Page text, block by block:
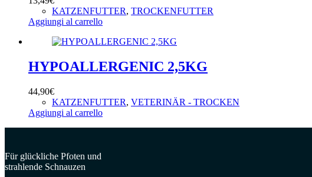
KATZENFUTTER, TROCKENFUTTER
Aggiungi al carrello
HYPOALLERGENIC 2,5KG
44,90€
KATZENFUTTER, VETERINÄR - TROCKEN
Aggiungi al carrello
Für glückliche Pfoten und
strahlende Schnauzen